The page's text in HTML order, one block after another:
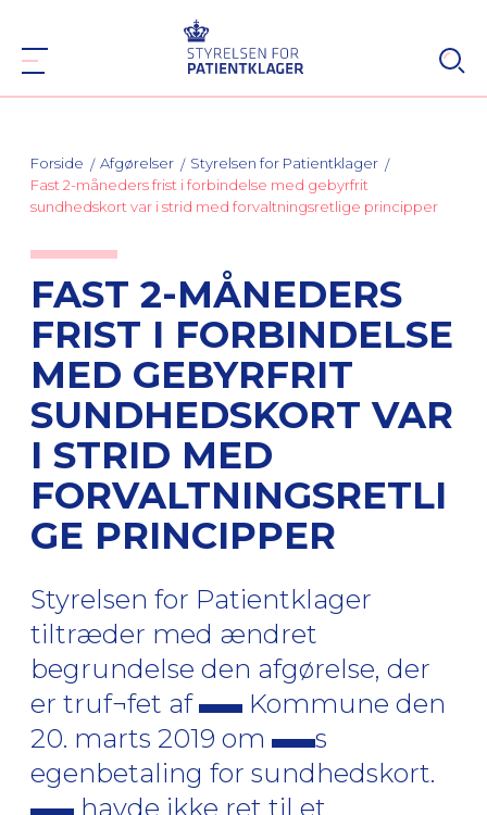
Forside Afgørelser
Styrelsen for Patientklager
Fast 2-måneders frist i forbindelse med gebyrfrit
sundhedskort var i strid med forvaltningsretlige principper
FAST 2-MÅNEDERS
FRIST I FORBINDELSE
MED GEBYRFRIT
SUNDHEDSKORT VAR
I STRID MED
FORVALTNINGSRETLI
GE PRINCIPPER
Styrelsen for Patientklager
tiltræder med ændret
begrundelse den afgørelse, der
er truf¬fet af
Kommune den
20. marts 2019 om
s
egenbetaling for sundhedskort.
havde ikke ret til et